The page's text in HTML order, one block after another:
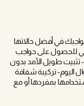
في أفضل حالاتها
للحصول على حواجب
طويل الأمد بدون
اليوم- تركيبة شفافة
بمفردها أو مع